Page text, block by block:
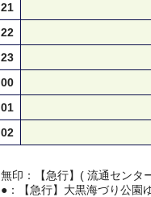
21
22
23
00
01
02
無印：【急行】( 流通センタ
●：【急行】大黒海づり公園